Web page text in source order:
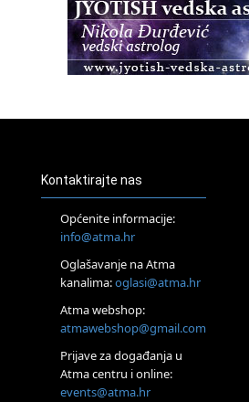
Access BARS®, otpusti stres
Access Energetski Facelift®
Tečaj Višeg Vodstva, razvijanja
25.08.
Upisi u program Profesionalni
generacija kreće 25.08. 2026.
Online
Škola BaZi – put prema dubljem
Visoko
Alemka Dauskardt – Jednodnevna
konstelacija
Kontaktirajte nas
Općenite informacije:
info@atma.hr
Oglašavanje na Atma
kanalima:oglasi@atma.hr
Atma webshop:
atmawebshop@gmail.com
Prijave za događanja u
Atma centru i online:
events@atma.hr